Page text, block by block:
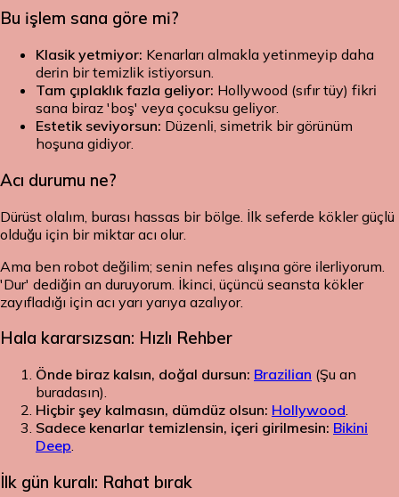
Bu işlem sana göre mi?
Klasik yetmiyor: Kenarları almakla yetinmeyip daha
derin bir temizlik istiyorsun.
Tam çıplaklık fazla geliyor: Hollywood (sıfır tüy) fikri
sana biraz 'boş' veya çocuksu geliyor.
Estetik seviyorsun: Düzenli, simetrik bir görünüm
hoşuna gidiyor.
Acı durumu ne?
Dürüst olalım, burası hassas bir bölge. İlk seferde kökler güçlü
olduğu için bir miktar acı olur.
Ama ben robot değilim; senin nefes alışına göre ilerliyorum.
'Dur' dediğin an duruyorum. İkinci, üçüncü seansta kökler
zayıfladığı için acı yarı yarıya azalıyor.
Hala kararsızsan: Hızlı Rehber
Önde biraz kalsın, doğal dursun: Brazilian (Şu an
buradasın).
Hiçbir şey kalmasın, dümdüz olsun: Hollywood.
Sadece kenarlar temizlensin, içeri girilmesin: Bikini
Deep.
İlk gün kuralı: Rahat bırak